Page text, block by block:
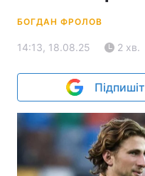
БОГДАН ФРОЛОВ
14:13, 18.08.25 2 хв.